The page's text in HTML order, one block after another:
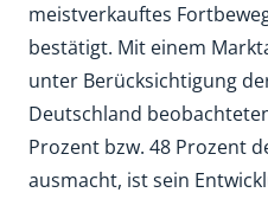
meistverkauftes
bestätigt. Mit einem
unter Berücksichtigung
Deutschland
Prozent bzw. 48 Prozent
ausmacht, ist sein